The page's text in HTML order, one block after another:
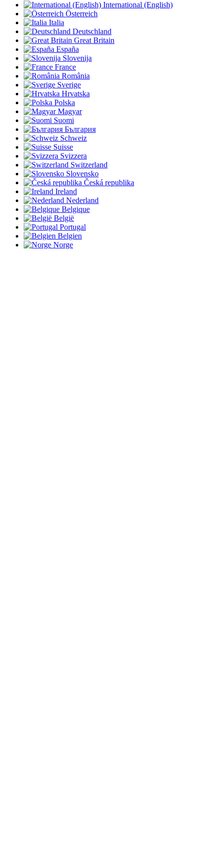
International (English)
Österreich
Italia
Deutschland
Great Britain
España
Slovenija
France
România
Sverige
Hrvatska
Polska
Magyar
Suomi
България
Schweiz
Suisse
Svizzera
Switzerland
Slovensko
Česká republika
Ireland
Nederland
Belgique
België
Portugal
Belgien
Norge